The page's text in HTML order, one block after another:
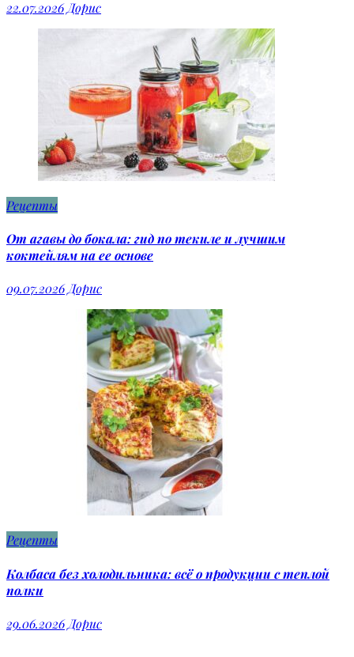
22.07.2026 Дорис
Рецепты
От агавы до бокала: гид по текиле и лучшим
коктейлям на ее основе
09.07.2026Дорис
Рецепты
Колбаса без холодильника: всё о продукции с теплой
полки
29.06.2026 Дорис